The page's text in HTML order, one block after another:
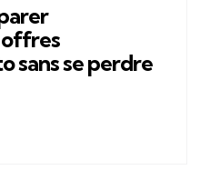
sans se perdre